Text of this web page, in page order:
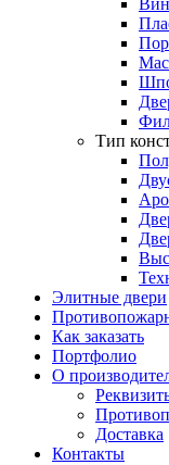
Тип
Элитные двери
Как заказать
Портфолио
О
Доставка
Контакты